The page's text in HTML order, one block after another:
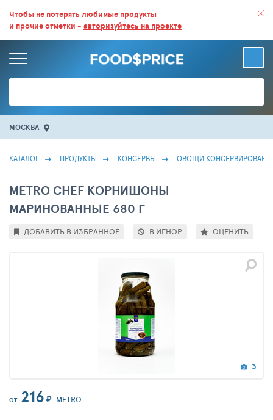
ВСЕ СКИДКИ И ВЫГОДНЫЕ ЦЕНЫ НА ПРОДУКТЫ В МАГАЗИНАХ.
БОЛЬШЕ 100 000 ТОВАРОВ. ЕЖЕДНЕВНОЕ ОБНОВЛЕНИЕ ЦЕН.
Чтобы не потерять любимые продукты
и прочие отметки - авторизуйтесь на проекте
МОСКВА
КАТАЛОГ ПРОДУКТЫ КОНСЕРВЫ ОВОЩИ
METRO CHEF КОРНИШОНЫ
МАРИНОВАННЫЕ 680 Г
3
ОТ 216 ₽ METRO
ДОБАВИТЬ В ИЗБРАННОЕ В ИГНОР ОЦЕНИТЬ